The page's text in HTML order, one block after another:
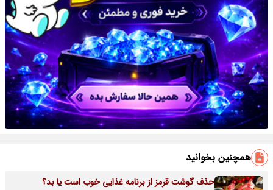
همچنین بخوانید
حذف گوشت قرمز از برنامه غذایی خوب است یا بد؟